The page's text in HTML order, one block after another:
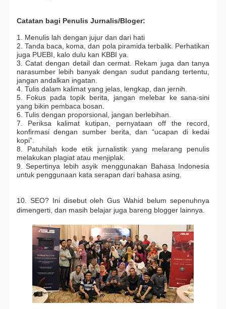
Catatan bagi Penulis Jurnalis/Bloger:
1. Menulis lah dengan jujur dan dari hati
2. Tanda baca, koma, dan pola piramida terbalik. Perhatikan
juga PUEBI, kalo dulu kan KBBI ya.
3. Catat dengan detail dan cermat. Rekam juga dan tanya
narasumber lebih banyak dengan sudut pandang tertentu,
jangan andalkan ingatan.
4. Tulis dalam kalimat yang jelas, lengkap, dan jernih.
5. Fokus pada topik berita, jangan melebar ke sana-sini
yang bikin pembaca bosan.
6. Tulis dengan proporsional, jangan berlebihan.
7. Periksa kalimat kutipan, pernyataan off the record,
konfirmasi dengan sumber berita, dan “ucapan di kedai
kopi”.
8. Patuhilah kode etik jurnalistik yang melarang penulis
melakukan plagiat atau menjiplak.
9. Sepertinya lebih asyik menggunakan Bahasa Indonesia
untuk penggunaan kata serapan dari bahasa asing.
10. SEO? Ini disebut oleh Gus Wahid belum sepenuhnya
dimengerti, dan masih belajar juga bareng blogger lainnya.